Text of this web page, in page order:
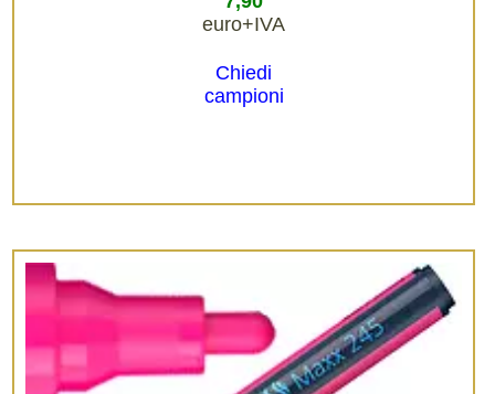
euro+IVA
Chiedi
campioni